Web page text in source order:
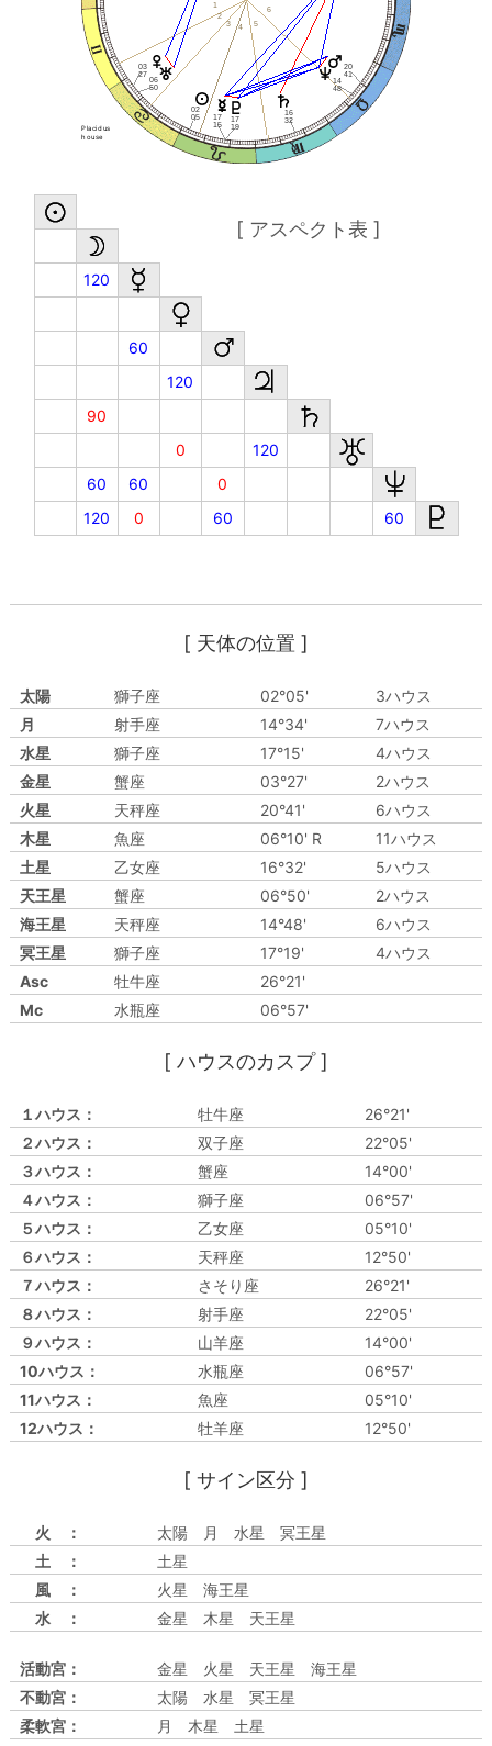
Placidus
house
1
2
3
4 5
6
02
05
17
15
03
27
20
41
16
32
06
50
14
48
17
19
[ アスペクト表 ]
120
60
120
90
0
120
60
60
0
120
0 60 60
[ 天体の位置 ]
太陽 獅子座 02°05'
3ハウス
月
射手座 14°34'
7ハウス
水星
獅子座 17°15'
4ハウス
金星
蟹座 03°27'
2ハウス
火星
天秤座 20°41'
6ハウス
木星
魚座 06°10' R
11ハウス
土星
乙女座 16°32'
5ハウス
天王星
蟹座 06°50'
2ハウス
海王星
天秤座 14°48'
6ハウス
冥王星
獅子座 17°19'
4ハウス
Asc
牡牛座
26°21'
Mc
水瓶座 06°57'
[ ハウスのカスプ ]
１ハウス： 牡牛座
26°21'
２ハウス：
双子座
22°05'
３ハウス：
蟹座
14°00'
４ハウス：
獅子座
06°57'
５ハウス：
乙女座
05°10'
６ハウス：
天秤座
12°50'
７ハウス：
さそり座
26°21'
８ハウス：
射手座
22°05'
９ハウス：
山羊座
14°00'
10ハウス：
水瓶座
06°57'
11ハウス：
魚座
05°10'
12ハウス：
牡羊座 12°50'
[ サイン区分 ]
火 ：
太陽 月 水星 冥王星
土 ：
土星
風 ：
火星 海王星
水 ：
金星 木星 天王星
活動宮：
金星 火星 天王星 海王星
不動宮：
太陽 水星 冥王星
柔軟宮：
月 木星 土星